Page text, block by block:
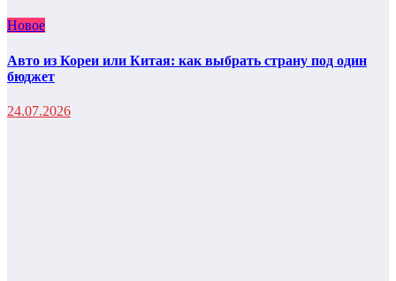
Новое
Авто из Кореи или Китая: как выбрать страну под один
бюджет
24.07.2026